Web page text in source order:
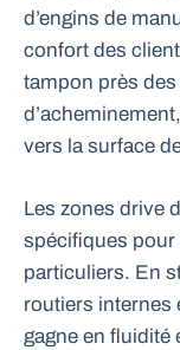
d’engins de
confort des
tampon près
vers la surface
Les zones drive
spécifiques pour
particuliers. En
routiers internes
gagne en fluidité